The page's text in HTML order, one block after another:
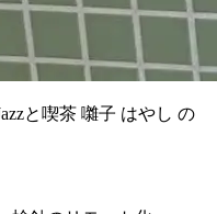
と喫茶 囃子 はやし の